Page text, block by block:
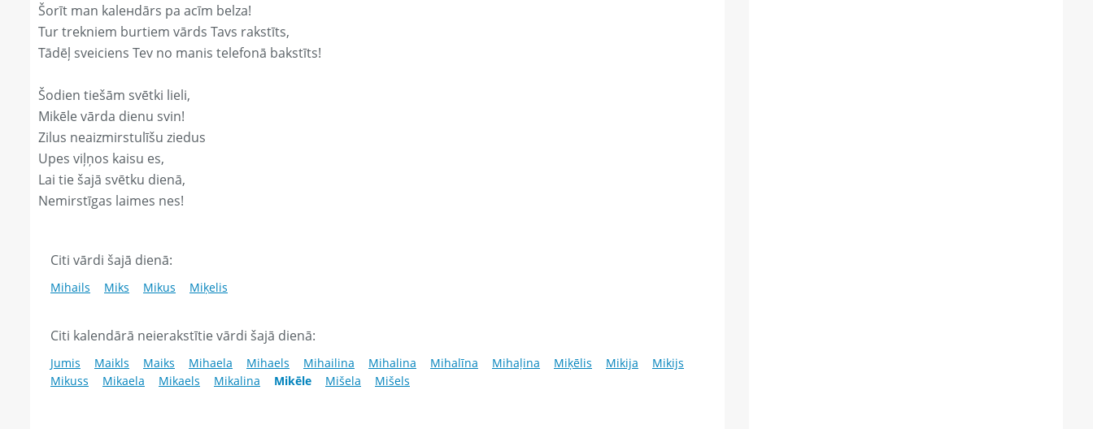
Šorīt man kaleнdārs pa acīm belza!
Tur trekniem burtiem vārds Tavs rakstīts,
Tādēļ sveiciens Tev no manis telefonā bakstīts!
Šodien tiešām svētki lieli,
Mikēle vārda dienu svin!
Zilus neaizmirstulīšu ziedus
Upes viļņos kaisu es,
Lai tie šajā svētku dienā,
Nemirstīgas laimes nes!
Citi vārdi šajā dienā:
Mihails Miks Mikus Miķelis
Citi kalendārā neierakstītie vārdi šajā dienā:
Jumis Maikls Maiks Mihaela Mihaels Mihailina Mihalina Mihalīna Mihaļina Miķēlis Mikija
Mikijs
Mikuss
Mikaela Mikaels Mikalina Mikēle Mišela Mišels